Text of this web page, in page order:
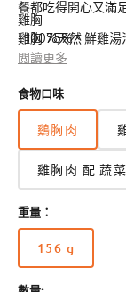
餐都吃得開心又滿
- 100%天然
- 天然牛磺酸來源
- 為成犬而設的輔助
雞胸
雞胸 75%、鮮雞湯
蛋白質 13%、粗纖
雞胸&蔬菜
雞胸 45%、鮮雞湯
飯 5%
蛋白質 13%、粗灰
82%
雞胸&三文魚&蔬
雞胸 28%、鮮雞湯
青豆 8%、米飯 5%
蛋白質 13%、粗
82%
閲讀更多
食物口味
鷄胸肉
雞胸肉 配 蔬菜
重量：
156 g
版